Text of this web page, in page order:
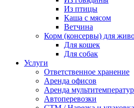
Из птицы
Каша с мясом
Ветчина
Корм (консервы) для
Для кошек
Для собак
Услуги
Ответственное хранение
Аренда офисов
Аренда
Автоперевозки